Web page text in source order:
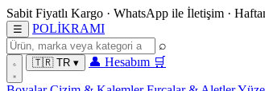
Sabit Fiyatlı Kargo · WhatsApp ile İletişim ·
☰ POLİKRAMI
⌕
🇹🇷 TR ▾ 👤 Hesabım 🛒